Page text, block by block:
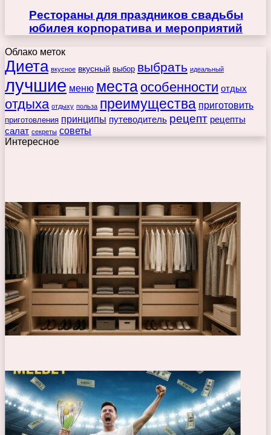
Рестораны для праздников свадьбы
юбилея корпоратива и мероприятий
Облако меток
Диета вкусное вкусный выбор выбрать идеальный
лучшие меню места особенности отдых
отдыха отдыху польза преимущества приготовить
приготовления принципы путеводитель рецепт рецепты
салат секреты советы
Интересное